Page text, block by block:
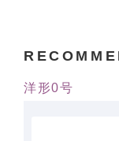
洋形0号